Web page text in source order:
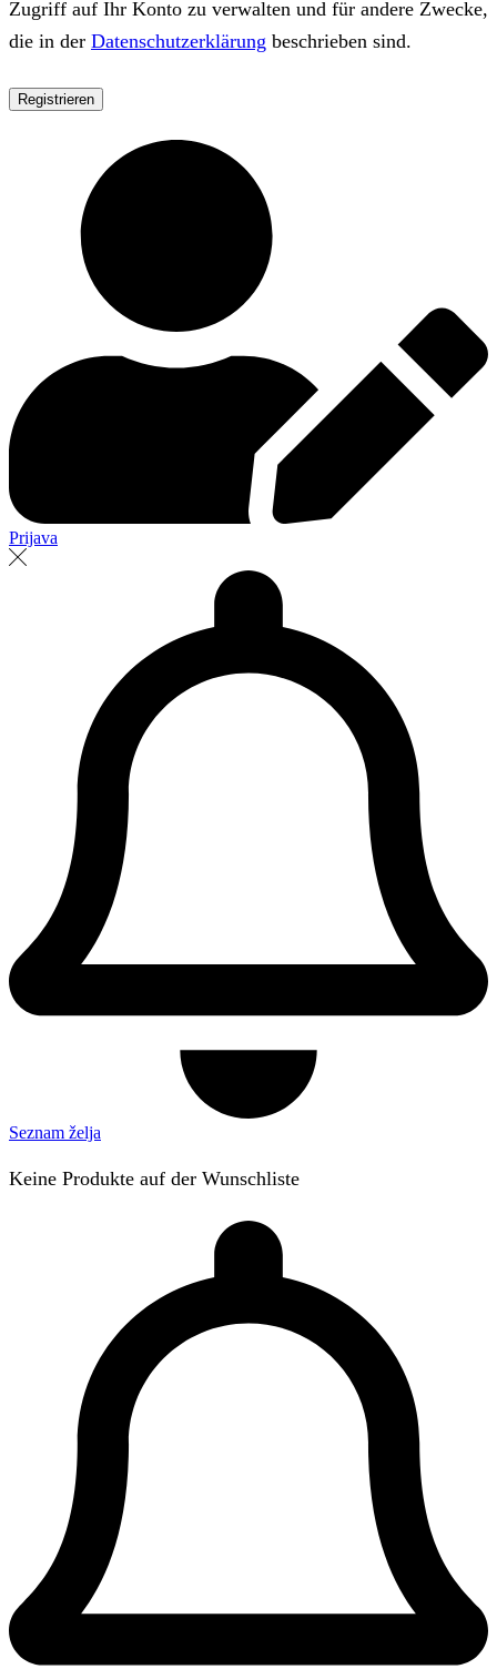
Zugriff auf Ihr Konto zu verwalten und für andere Zwecke,
die in der Datenschutzerklärung beschrieben sind.
Registrieren
Prijava
Seznam želja
Keine Produkte auf der Wunschliste